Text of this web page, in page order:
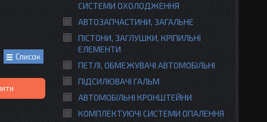
Список
СИСТЕМИ ОХОЛОДЖЕННЯ
АВТОЗАПЧАСТИНИ, ЗАГАЛЬНЕ
ПІСТОНИ, ЗАГЛУШКИ, КРІПИЛЬНІ
ЕЛЕМЕНТИ
ПЕТЛІ, ОБМЕЖУВАЧІ АВТОМОБІЛЬНІ
ПІДСИЛЮВАЧІ ГАЛЬМ
АВТОМОБІЛЬНІ КРОНШТЕЙНИ
КОМПЛЕКТУЮЧІ СИСТЕМИ ОПАЛЕННЯ